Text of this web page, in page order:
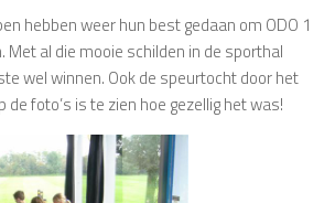
hebben weer hun best gedaan om ODO 1
Met al die mooie schilden in de sporthal
wel winnen. Ook de speurtocht door het
de foto’s is te zien hoe gezellig het was!